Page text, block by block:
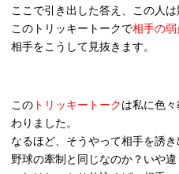
ここで引き出した答え、この人は
このトリッキートークで相手の弱
相手をこうして見抜きます。
この トリッキートークは私に色
わりました。
なるほど、そうやって相手を誘き
野球の牽制と同じなのか？いや違